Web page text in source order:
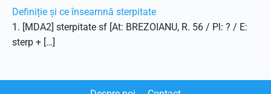
Definiție și ce înseamnă sterpitate
1. [MDA2] sterpitate sf [At: BREZOIANU, R. 56 / Pl: ? / E:
sterp + […]